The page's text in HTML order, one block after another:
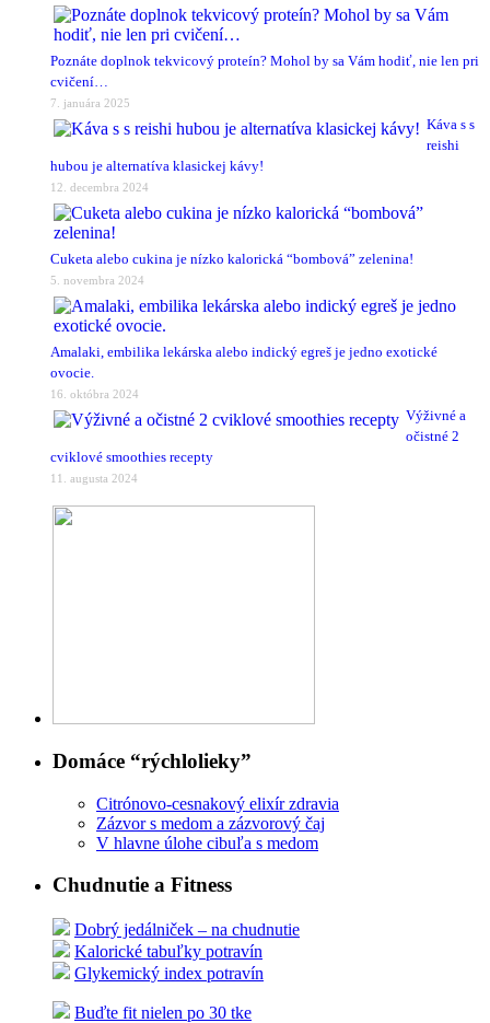
Poznáte doplnok tekvicový proteín? Mohol by sa Vám hodiť, nie len pri
cvičení…
7. januára 2025
Káva s s
reishi
hubou je alternatíva klasickej kávy!
12. decembra 2024
Cuketa alebo cukina je nízko kalorická “bombová” zelenina!
5. novembra 2024
Amalaki, embilika lekárska alebo indický egreš je jedno exotické
ovocie.
16. októbra 2024
Výživné a
očistné 2
cviklové smoothies recepty
11. augusta 2024
Domáce “rýchlolieky”
Citrónovo-cesnakový elixír zdravia
Zázvor s medom a zázvorový čaj
V hlavne úlohe cibuľa s medom
Chudnutie a Fitness
Dobrý jedálniček – na chudnutie
Kalorické tabuľky potravín
Glykemický index potravín
Buďte fit nielen po 30 tke